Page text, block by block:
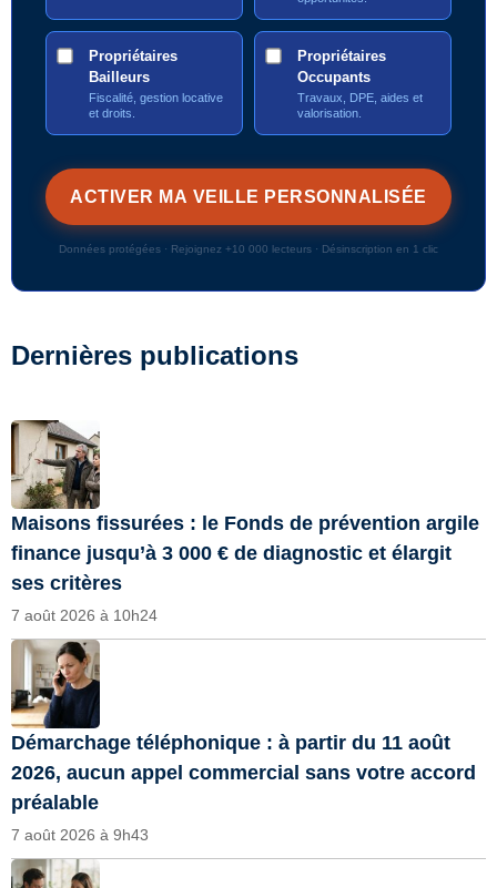
Propriétaires
Bailleurs
Fiscalité, gestion locative
et droits.
Propriétaires
Occupants
Travaux, DPE, aides et
valorisation.
Données protégées · Rejoignez +10 000 lecteurs · Désinscription en 1 clic
Dernières publications
Maisons fissurées : le Fonds de prévention argile
finance jusqu’à 3 000 € de diagnostic et élargit
ses critères
7 août 2026 à 10h24
Démarchage téléphonique : à partir du 11 août
2026, aucun appel commercial sans votre accord
préalable
7 août 2026 à 9h43